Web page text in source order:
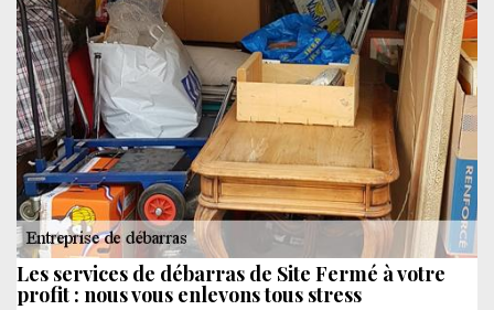
Les services de débarras de Site Fermé à votre
profit : nous vous enlevons tous stress